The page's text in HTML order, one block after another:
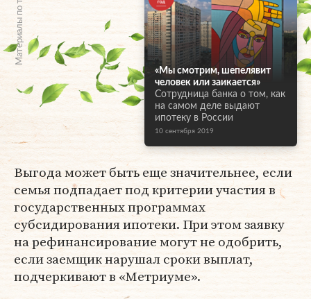
Материалы по теме
«Мы смотрим, шепелявит
человек или заикается»
Сотрудница банка о том, как
на самом деле выдают
ипотеку в России
10 сентября 2019
Выгода может быть еще значительнее, если
семья подпадает под критерии участия в
государственных программах
субсидирования ипотеки. При этом заявку
на рефинансирование могут не одобрить,
если заемщик нарушал сроки выплат,
подчеркивают в «Метриуме».